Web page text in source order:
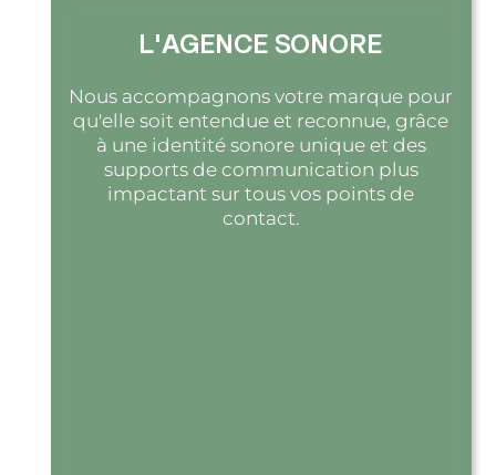
L'AGENCE SONORE
Nous accompagnons votre marque pour
qu'elle soit entendue et reconnue, grâce
à une identité sonore unique et des
supports de communication plus
impactant sur tous vos points de
contact.